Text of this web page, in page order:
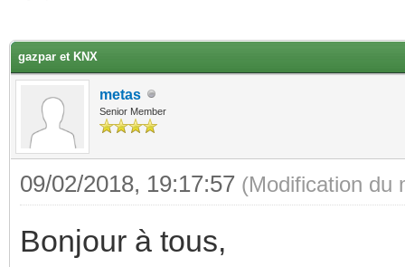
gazpar et KNX
metas
Senior Member
09/02/2018, 19:17:57 (Modification du
Bonjour à tous,